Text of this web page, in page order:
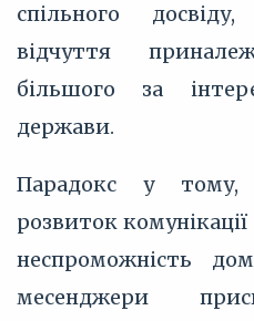
спільного
відчуття
більшого за
держави.
Парадокс у тому,
розвиток
неспроможність
месенджери